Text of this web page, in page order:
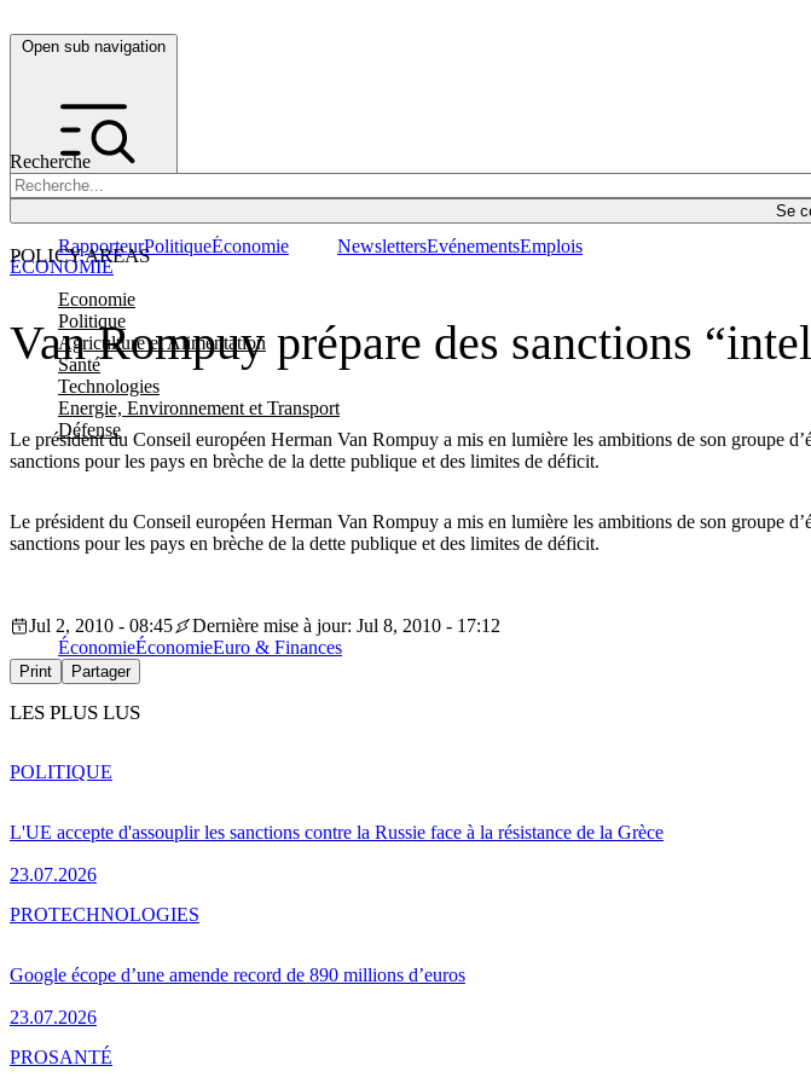
Open sub navigation
Recherche
Se
POLICY AREAS
Economie
Politique
Agriculture et Alimentation
Santé
Technologies
Energie, Environnement et Transport
Défense
RapporteurPolitiqueÉconomie NewslettersEvénementsEmplois
Van Rompuy prépare des sanctions
Le président du Conseil européen Herman Van Rompuy a mis en lumière les ambitions de son groupe
sanctions pour les pays en brèche de la dette publique et des limites de déficit.
ÉCONOMIE
Le président du Conseil européen Herman Van Rompuy a mis en lumière les ambitions de son groupe
sanctions pour les pays en brèche de la dette publique et des limites de déficit.
Jul 2, 2010 - 08:45
Dernière mise à jour: Jul 8, 2010 - 17:12
ÉconomieÉconomieEuro & Finances
Print Partager
LES PLUS LUS
L'UE accepte d'assouplir les sanctions contre la Russie face à la résistance de la Grèce
23.07.2026
POLITIQUE
Google écope d’une amende record de 890 millions d’euros
23.07.2026
PROTECHNOLOGIES
PROSANTÉ